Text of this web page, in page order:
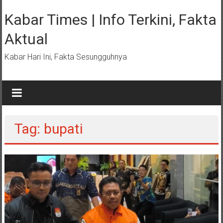
ke
konten
Kabar Times | Info Terkini, Fakta
Aktual
Kabar Hari Ini, Fakta Sesungguhnya
Tag: bupati